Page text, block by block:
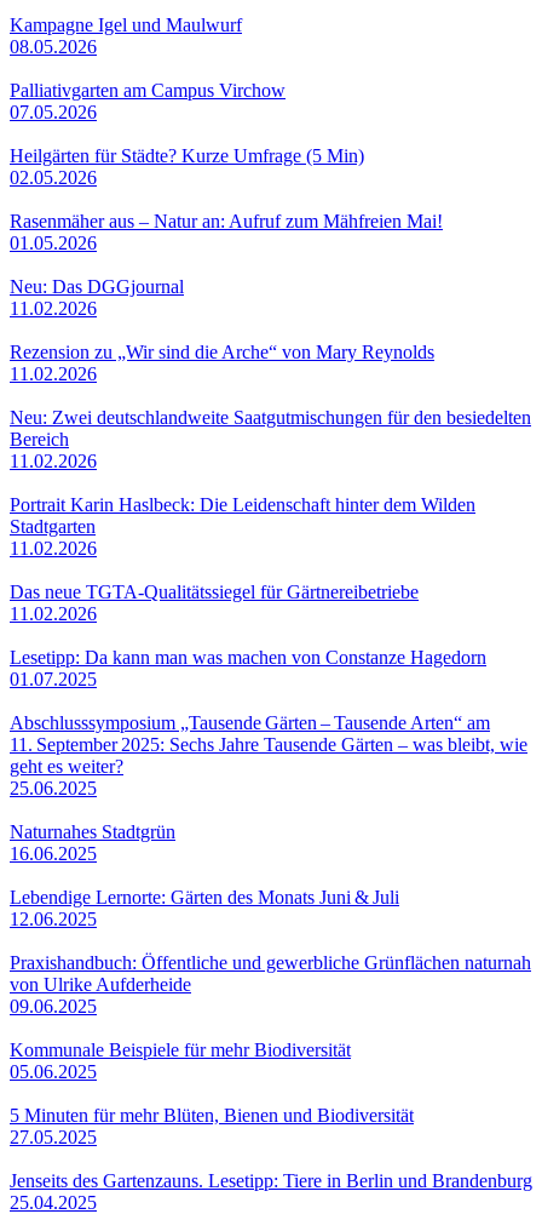
Kampagne Igel und Maulwurf
08.05.2026
Palliativgarten am Campus Virchow
07.05.2026
Heilgärten für Städte? Kurze Umfrage (5 Min)
02.05.2026
Rasenmäher aus – Natur an: Aufruf zum Mähfreien Mai!
01.05.2026
Neu: Das DGGjournal
11.02.2026
Rezension zu „Wir sind die Arche“ von Mary Reynolds
11.02.2026
Neu: Zwei deutschlandweite Saatgutmischungen für den besiedelten
Bereich
11.02.2026
Portrait Karin Haslbeck: Die Leidenschaft hinter dem Wilden
Stadtgarten
11.02.2026
Das neue TGTA-Qualitätssiegel für Gärtnereibetriebe
11.02.2026
Lesetipp: Da kann man was machen von Constanze Hagedorn
01.07.2025
Abschlusssymposium „Tausende Gärten – Tausende Arten“ am
11. September 2025: Sechs Jahre Tausende Gärten – was bleibt, wie
geht es weiter?
25.06.2025
Naturnahes Stadtgrün
16.06.2025
Lebendige Lernorte: Gärten des Monats Juni & Juli
12.06.2025
Praxishandbuch: Öffentliche und gewerbliche Grünflächen naturnah
von Ulrike Aufderheide
09.06.2025
Kommunale Beispiele für mehr Biodiversität
05.06.2025
5 Minuten für mehr Blüten, Bienen und Biodiversität
27.05.2025
Jenseits des Gartenzauns. Lesetipp: Tiere in Berlin und Brandenburg
25.04.2025